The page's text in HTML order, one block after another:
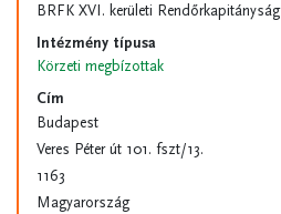
BRFK XVI. kerületi Rendőrkapitányság
Intézmény típusa
Körzeti megbízottak
Cím
Budapest
Veres Péter út 101. fszt/13.
1163
Magyarország